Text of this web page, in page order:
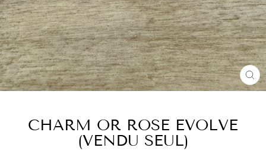
CHARM OR ROSE EVOLVE
(VENDU SEUL)